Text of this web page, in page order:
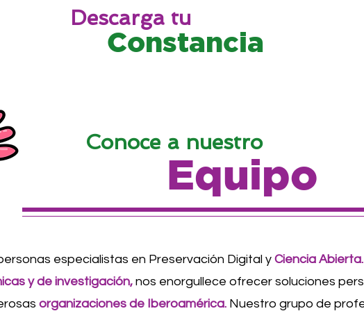
Descarga tu
Constancia
Equipo
Conoce a nuestro
especialistas en Preservación Digital y Ciencia Abierta.
y de investigación,nos enorgullece ofrecer soluciones
organizaciones de Iberoamérica.Nuestro grupo de